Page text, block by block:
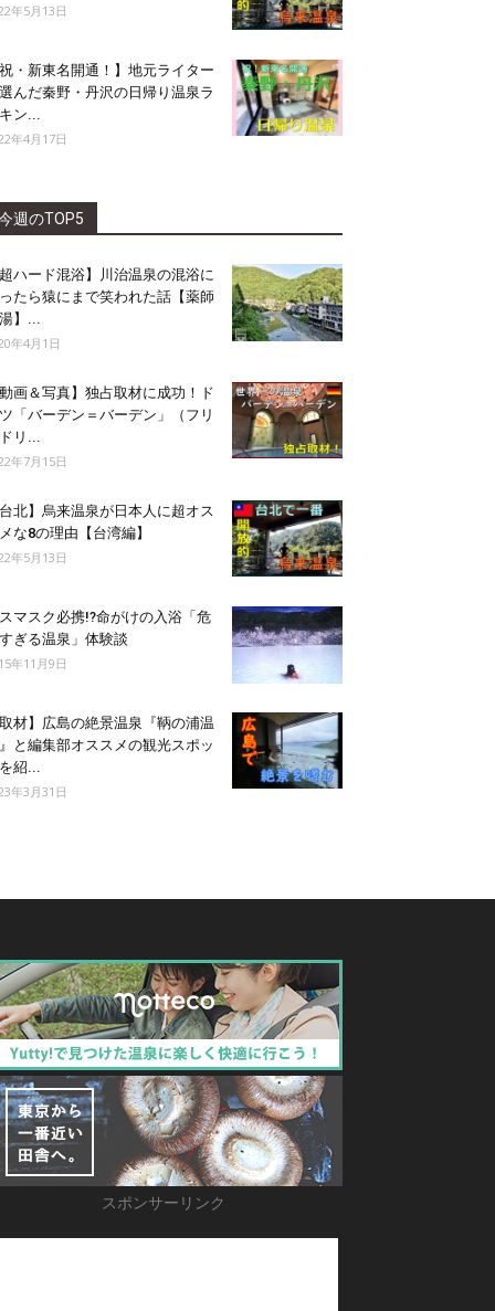
年5月13日
祝・新東名開通！】地元ライター
んだ秦野・丹沢の日帰り温泉ラ
ン...
年4月17日
週のTOP5
超ハード混浴】川治温泉の混浴に
たら猿にまで笑われた話【薬師
】...
年4月1日
動画＆写真】独占取材に成功！ド
「バーデン＝バーデン」（フリ
リ...
年7月15日
台北】烏来温泉が日本人に超オス
な8の理由【台湾編】
年5月13日
マスク必携!?命がけの入浴「危
ぎる温泉」体験談
年11月9日
取材】広島の絶景温泉『鞆の浦温
と編集部オススメの観光スポッ
紹...
年3月31日
スポンサーリンク